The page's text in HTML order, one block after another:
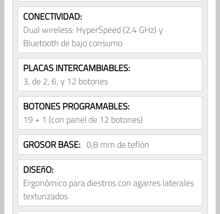
CONECTIVIDAD:
Dual wireless: HyperSpeed (2,4 GHz) y
Bluetooth de bajo consumo
PLACAS INTERCAMBIABLES:
3, de 2, 6, y 12 botones
BOTONES PROGRAMABLES:
19 + 1 (con panel de 12 botones)
GROSOR BASE: 0,8 mm de teflón
DISEñO:
Ergonómico para diestros con agarres laterales
texturizados